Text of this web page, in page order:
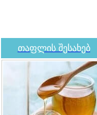
თაფლის შესახებ